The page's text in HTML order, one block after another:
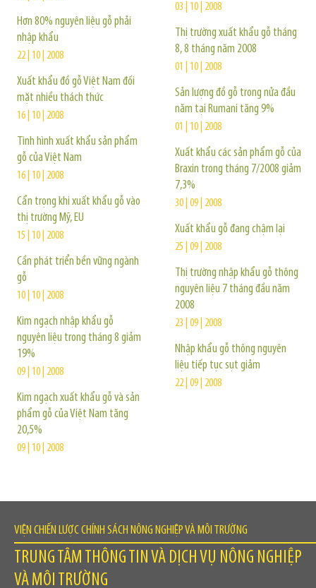
Hơn 80% nguyên liệu gỗ phải
nhập khẩu
22 | 10 | 2008
Xuất khẩu đồ gỗ Việt Nam đối
mặt nhiều thách thức
16 | 10 | 2008
Tình hình xuất khẩu sản phẩm
gỗ của Việt Nam
16 | 10 | 2008
Cẩn trọng khi xuất khẩu gỗ vào
thị trường Mỹ, EU
15 | 10 | 2008
Cần phát triển bền vững ngành
gỗ
10 | 10 | 2008
Kim ngạch nhập khẩu gỗ
nguyên liệu trong tháng 8 giảm
19%
09 | 10 | 2008
Kim ngạch xuất khẩu gỗ và sản
phẩm gỗ của Việt Nam tăng
20,5%
09 | 10 | 2008
03 | 10 | 2008
Thị trường xuất khẩu gỗ tháng
8, 8 tháng năm 2008
01 | 10 | 2008
Sản lượng đồ gỗ trong nửa đầu
năm tại Rumani tăng 9%
01 | 10 | 2008
Xuất khẩu các sản phẩm gỗ của
Braxin trong tháng 7/2008 giảm
7,3%
30 | 09 | 2008
Xuất khẩu gỗ đang chậm lại
25 | 09 | 2008
Thị trường nhập khẩu gỗ thông
nguyên liệu 7 tháng đầu năm
2008
23 | 09 | 2008
Nhập khẩu gỗ thông nguyên
liệu tiếp tục sụt giảm
22 | 09 | 2008
VIỆN CHIẾN LƯỢC CHÍNH SÁCH NÔNG NGHIỆP VÀ MÔI TRƯỜNG
TRUNG TÂM THÔNG TIN VÀ DỊCH VỤ NÔNG NGHIỆP
VÀ MÔI TRƯỜNG